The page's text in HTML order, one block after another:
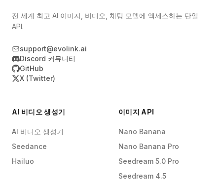
전 세계 최고 AI 이미지, 비디오, 채팅 모델에 액세스하는 단일
API.
support@evolink.ai
Discord 커뮤니티
GitHub
X (Twitter)
AI 비디오 생성기
AI 비디오 생성기
Seedance
Hailuo
이미지 API
Nano Banana
Nano Banana Pro
Seedream 5.0 Pro
Seedream 4.5